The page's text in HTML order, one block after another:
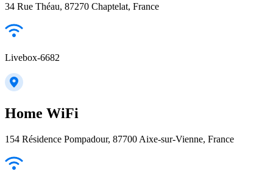
34 Rue Théau, 87270 Chaptelat, France
Livebox-6682
Home WiFi
154 Résidence Pompadour, 87700 Aixe-sur-Vienne, France